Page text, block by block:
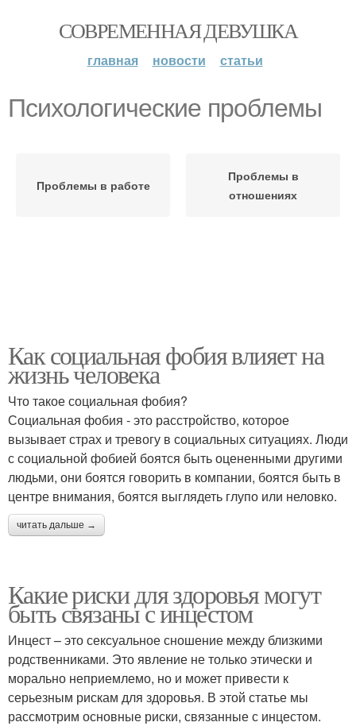
СОВРЕМЕННАЯ ДЕВУШКА
главная новости статьи
Психологические проблемы
Проблемы в работе
Проблемы в
отношениях
Как социальная фобия влияет на
жизнь человека
Что такое социальная фобия?
Социальная фобия - это расстройство, которое
вызывает страх и тревогу в социальных ситуациях. Люди
с социальной фобией боятся быть оцененными другими
людьми, они боятся говорить в компании, боятся быть в
центре внимания, боятся выглядеть глупо или неловко.
читать дальше →
Какие риски для здоровья могут
быть связаны с инцестом
Инцест – это сексуальное сношение между близкими
родственниками. Это явление не только этически и
морально неприемлемо, но и может привести к
серьезным рискам для здоровья. В этой статье мы
рассмотрим основные риски, связанные с инцестом.